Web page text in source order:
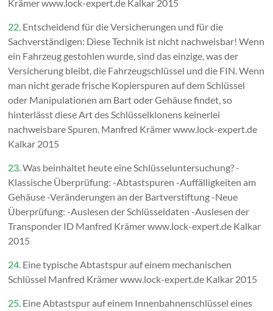
Krämer www.lock-expert.de Kalkar 2015
22. Entscheidend für die Versicherungen und für die
Sachverständigen: Diese Technik ist nicht nachweisbar! Wenn
ein Fahrzeug gestohlen wurde, sind das einzige, was der
Versicherung bleibt, die Fahrzeugschlüssel und die FIN. Wenn
man nicht gerade frische Kopierspuren auf dem Schlüssel
oder Manipulationen am Bart oder Gehäuse findet, so
hinterlässt diese Art des Schlüsselklonens keinerlei
nachweisbare Spuren. Manfred Krämer www.lock-expert.de
Kalkar 2015
23.Was beinhaltet heute eine Schlüsseluntersuchung? -
Klassische Überprüfung: -Abtastspuren -Auffälligkeiten am
Gehäuse -Veränderungen an der Bartverstiftung -Neue
Überprüfung: -Auslesen der Schlüsseldaten -Auslesen der
Transponder ID Manfred Krämer www.lock-expert.de Kalkar
2015
24. Eine typische Abtastspur auf einem mechanischen
Schlüssel Manfred Krämer www.lock-expert.de Kalkar 2015
25. Eine Abtastspur auf einem Innenbahnenschlüssel eines